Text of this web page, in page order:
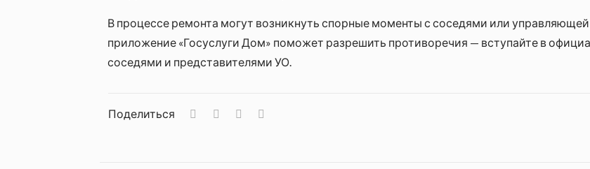
В процессе ремонта могут возникнуть спорные моменты с соседями или
приложение «Госуслуги Дом» поможет разрешить противоречия — вступайте в
соседями и представителями УО.
Поделиться